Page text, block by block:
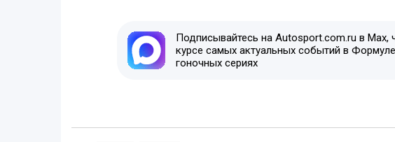
Подписывайтесь на Autosport.com.ru в Max,
курсе самых актуальных событий в
гоночных сериях